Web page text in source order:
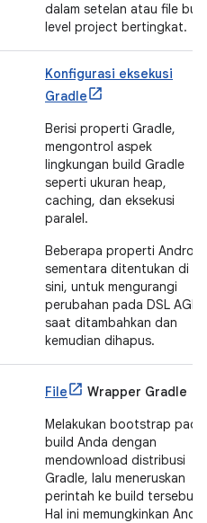
dalam setelan atau file
level project bertingkat.
Konfigurasi eksekusi
Gradle
Berisi properti Gradle,
mengontrol aspek
lingkungan build Gradle
seperti ukuran heap,
caching, dan eksekusi
paralel.
Beberapa properti Android
sementara ditentukan di
sini, untuk mengurangi
perubahan pada DSL AGP
saat ditambahkan dan
kemudian dihapus.
File
Wrapper Gradle
Melakukan bootstrap pada
build Anda dengan
mendownload distribusi
Gradle, lalu meneruskan
perintah ke build tersebut.
Hal ini memungkinkan Anda